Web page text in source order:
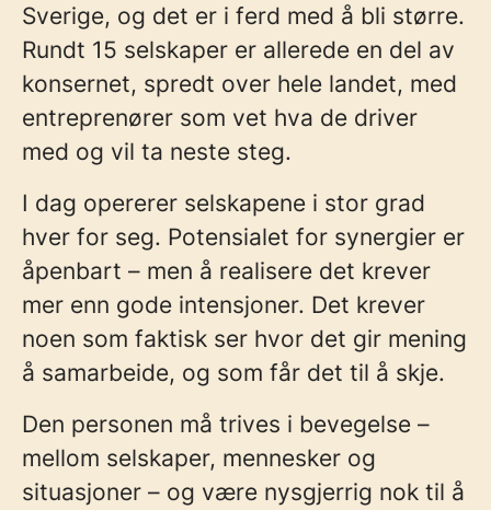
Sverige, og det er i ferd med å bli større.
Rundt 15 selskaper er allerede en del av
konsernet, spredt over hele landet, med
entreprenører som vet hva de driver
med og vil ta neste steg.
I dag opererer selskapene i stor grad
hver for seg. Potensialet for synergier er
åpenbart – men å realisere det krever
mer enn gode intensjoner. Det krever
noen som faktisk ser hvor det gir mening
å samarbeide, og som får det til å skje.
Den personen må trives i bevegelse –
mellom selskaper, mennesker og
situasjoner – og være nysgjerrig nok til å